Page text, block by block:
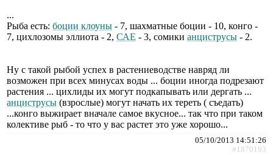
...
Рыба есть: боции клоуны - 7, шахматные боции - 10, конго -
7, цихлозомы эллиота - 2, САЕ - 3, сомики анциструсы - 2.
Ну с такой рыбой успех в растениеводстве навряд ли
возможен при всех минусах воды ... боции иногда подрезают
растения ... цихлиды их могут подкапывать или дергать ...
анциструсы (взрослые) могут начать их тереть ( съедать)
...конго выжирает вначале самое вкусное... так что при таком
колективе рыб - то что у вас растет это уже хорошо...
05/10/2013 14:51:26
#1870193